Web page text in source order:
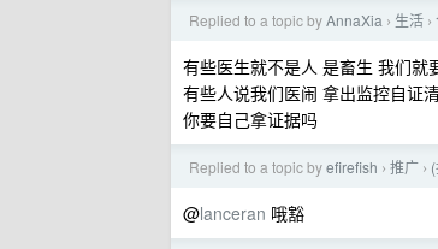
Replied to a topic byAnnaXia › 生活 ›
有些医生就不是人 是畜生 我们就
有些人说我们医闹 拿出监控自证
你要自己拿证据吗
Replied to a topic byefirefish › 推广 ›
@lanceran 哦豁